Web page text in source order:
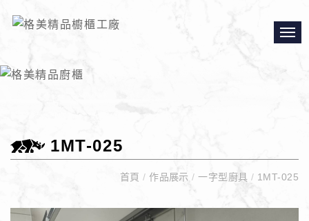
1MT-025
首頁/ 作品展示/ 一字型廚具 / 1MT-025